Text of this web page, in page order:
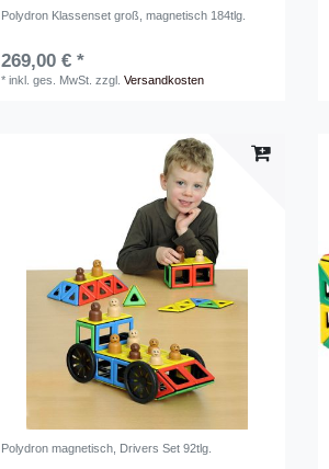
Polydron Klassenset groß, magnetisch 184tlg.
269,00 € *
*inkl. ges. MwSt. zzgl.Versandkosten
Polydron magnetisch, Drivers Set 92tlg.